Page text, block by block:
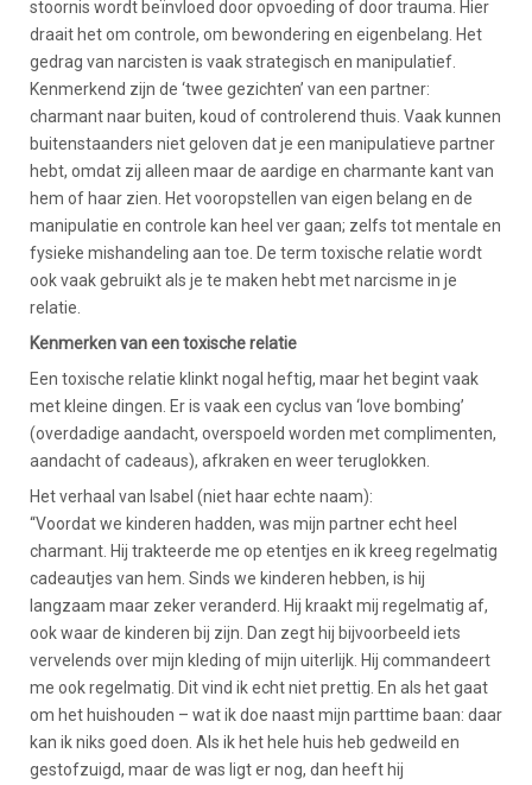
stoornis wordt beïnvloed door opvoeding of door trauma. Hier
draait het om controle, om bewondering en eigenbelang. Het
gedrag van narcisten is vaak strategisch en manipulatief.
Kenmerkend zijn de ‘twee gezichten’ van een partner:
charmant naar buiten, koud of controlerend thuis. Vaak kunnen
buitenstaanders niet geloven dat je een manipulatieve partner
hebt, omdat zij alleen maar de aardige en charmante kant van
hem of haar zien. Het vooropstellen van eigen belang en de
manipulatie en controle kan heel ver gaan; zelfs tot mentale en
fysieke mishandeling aan toe. De term toxische relatie wordt
ook vaak gebruikt als je te maken hebt met narcisme in je
relatie.
Kenmerken van een toxische relatie
Een toxische relatie klinkt nogal heftig, maar het begint vaak
met kleine dingen. Er is vaak een cyclus van ‘love bombing’
(overdadige aandacht, overspoeld worden met complimenten,
aandacht of cadeaus), afkraken en weer teruglokken.
Het verhaal van Isabel (niet haar echte naam):
“Voordat we kinderen hadden, was mijn partner echt heel
charmant. Hij trakteerde me op etentjes en ik kreeg regelmatig
cadeautjes van hem. Sinds we kinderen hebben, is hij
langzaam maar zeker veranderd. Hij kraakt mij regelmatig af,
ook waar de kinderen bij zijn. Dan zegt hij bijvoorbeeld iets
vervelends over mijn kleding of mijn uiterlijk. Hij commandeert
me ook regelmatig. Dit vind ik echt niet prettig. En als het gaat
om het huishouden – wat ik doe naast mijn parttime baan: daar
kan ik niks goed doen. Als ik het hele huis heb gedweild en
gestofzuigd, maar de was ligt er nog, dan heeft hij